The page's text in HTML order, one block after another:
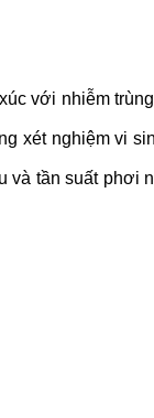
với nhiễm
xét nghiệm vi
tần suất phơi